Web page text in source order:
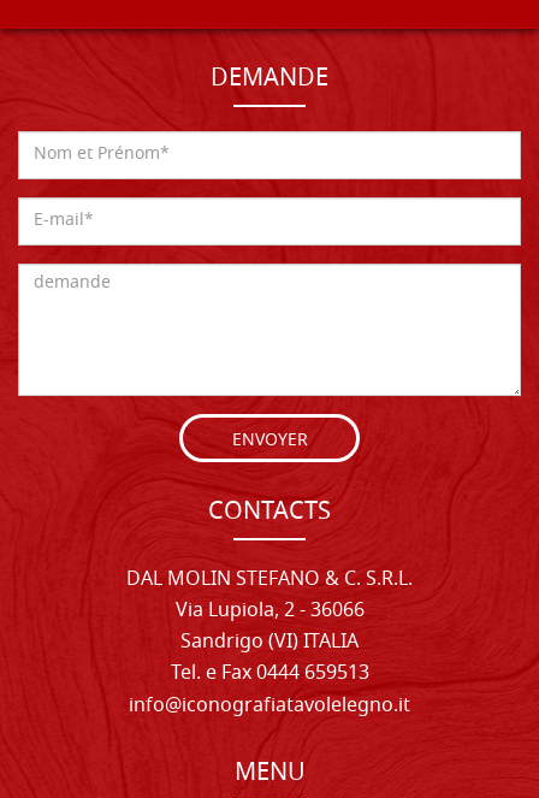
DEMANDE
ENVOYER
CONTACTS
DAL MOLIN STEFANO & C. S.R.L.
Via Lupiola, 2 - 36066
Sandrigo (VI) ITALIA
Tel. e Fax 0444 659513
info@iconografiatavolelegno.it
MENU